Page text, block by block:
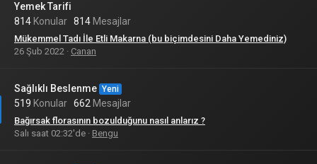
Yemek Tarifi
814 Konular 814 Mesajlar
Mükemmel Tadı İle Etli Makarna (bu biçimdesini Daha Yemediniz)
26 Şub 2022
Canan
Sağlıklı Beslenme Yeni
519 Konular 662 Mesajlar
Bağırsak florasının bozulduğunu nasıl anlarız ?
Salı saat 02:32'de
Bengu